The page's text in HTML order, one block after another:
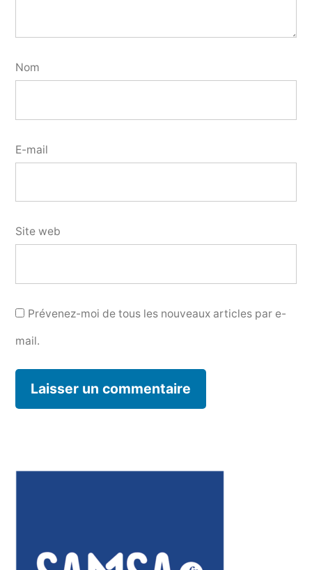
Nom
E-mail
Site web
Prévenez-moi de tous les nouveaux articles par e-
mail.